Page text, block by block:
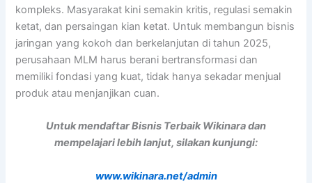
kompleks. Masyarakat kini semakin kritis, regulasi semakin
ketat, dan persaingan kian ketat. Untuk membangun bisnis
jaringan yang kokoh dan berkelanjutan di tahun 2025,
perusahaan MLM harus berani bertransformasi dan
memiliki fondasi yang kuat, tidak hanya sekadar menjual
produk atau menjanjikan cuan.
Untuk mendaftar Bisnis Terbaik Wikinara dan
mempelajari lebih lanjut, silakan kunjungi:
www.wikinara.net/admin